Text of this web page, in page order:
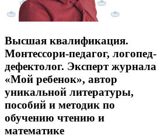
Высшая квалификация.
Монтессори-педагог, логопед-
дефектолог. Эксперт журнала
«Мой ребенок», автор
уникальной литературы,
пособий и методик по
обучению чтению и
математике